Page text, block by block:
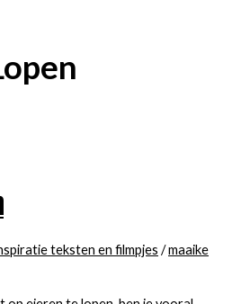
teksten en filmpjes /maaike